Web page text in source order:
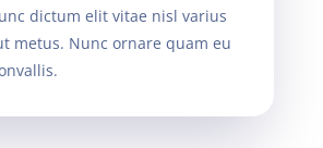
dictum elit vitae nisl varius
metus. Nunc ornare quam eu